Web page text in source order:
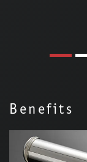
Benefits